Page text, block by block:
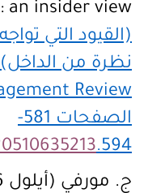
an insider view"
(القيود التي
نظرة من
Review
الصفحات 581-
594.